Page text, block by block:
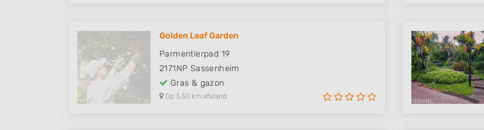
Golden Leaf Garden
Parmentierpad 19
2171NP Sassenheim
Gras & gazon
Op 3,50 km afstand